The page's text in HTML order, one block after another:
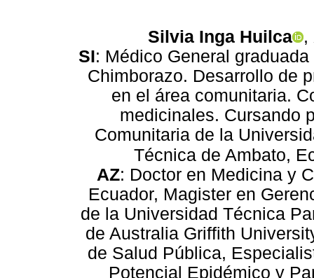
Silvia Inga Huilca ,
SI: Médico General
Chimborazo. Desarrollo de
en el área comunitaria.
medicinales. Cursando
Comunitaria de la
Técnica de Ambato,
AZ: Doctor en Medicina y
Ecuador, Magister en
de la Universidad Técnica
de Australia Griffith
de Salud Pública,
Potencial Epidémico y